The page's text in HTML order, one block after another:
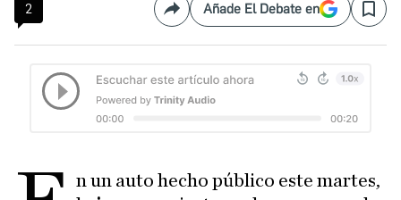
2 CompartirAñade El Debate en Save
n un auto hecho público este martes,